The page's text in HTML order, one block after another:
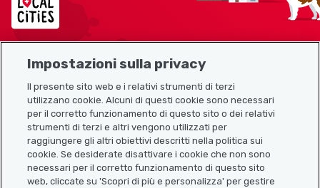
Link utili
Scarica l’app Localcities
Impostazioni sulla privacy
Il presente sito web e i relativi strumenti di terzi
utilizzano cookie. Alcuni di questi cookie sono necessari
per il corretto funzionamento di questo sito o dei relativi
strumenti di terzi e altri vengono utilizzati per
raggiungere gli altri obiettivi descritti nella politica sui
cookie. Se desiderate disattivare i cookie che non sono
necessari per il corretto funzionamento di questo sito
web, cliccate su 'Scopri di più e personalizza' per gestire